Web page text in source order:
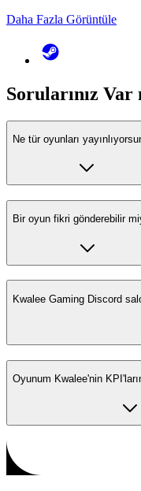
Daha Fazla Görüntüle
Sorularınız Var
Ne tür oyunları
Bir oyun fikri gönderebilir
Kwalee Gaming Discord
Oyunum Kwalee'nin